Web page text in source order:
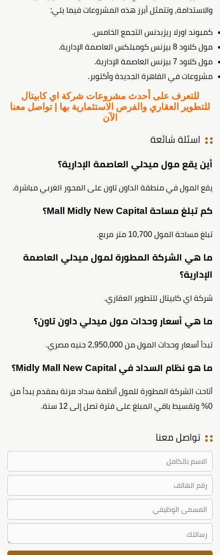
والاستدامة، وتتمثل أبرز هذه المشروعات فيما يلي:
كمبوند اورلا ريزيدنس التجمع الخامس.
مول كلاود 8 بيزنس كومبلكس العاصمة الإدارية.
مول كلاود 7 بيزنس العاصمة الإدارية.
مشروعات في القاهرة الجديدة وأكتوبر.
للتعرف على أحدث مشروعات شركة اي كابيتال
للتطوير العقاري والفرص الاستثمارية بها | تواصل معنا
الآن
اسئلة شائعة
أين يقع مول ميدلي العاصمة الإدارية؟
يقع المول في منطقة الداون تاون على المحور الغربي مباشرة.
كم تبلغ مساحة Mall Midly New Capital؟
تبلغ مساحة المول 10,700 متر مربع.
ما هي الشركة المطورة لمول ميدلي العاصمة
الإدارية؟
شركة اي كابيتال للتطوير العقاري.
ما هي أسعار وحدات مول ميدلي داون تاون؟
تبدأ أسعار وحدات المول من 2,950,000 جنيه مصري.
ما هو نظام السداد في Midly Mall New Capital؟
أتاحت الشركة المطورة للمول أنظمة سداد مرنة بمقدم يبدأ من
0% وتقسيط باقي المبلغ على فترة تصل إلى 12 سنة.
تواصل معنا